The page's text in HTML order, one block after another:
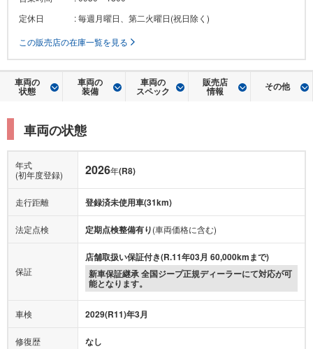
定休日
: 毎週月曜日、第二火曜日(祝日除く)
この販売店の在庫一覧を見る
車両の
状態
車両の
装備
車両の
スペック
販売店
情報 その他
車両の状態
年式
(初年度登録)
2026年(R8)
走行距離 登録済未使用車(31km)
法定点検 定期点検整備有り(車両価格に含む)
保証
店舗取扱い保証付き(R.11年03月 60,000kmまで)
新車保証継承 全国ジープ正規ディーラーにて対応が可
能となります。
車検 2029(R11)年3月
修復歴 なし